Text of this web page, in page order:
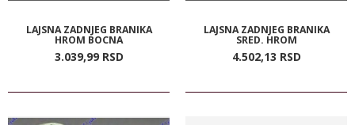
LAJSNA ZADNJEG BRANIKA
HROM BOCNA
3.039,99 RSD
LAJSNA ZADNJEG BRANIKA
SRED. HROM
4.502,13 RSD